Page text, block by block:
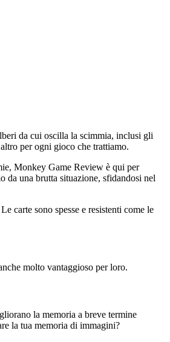
da cui oscilla la scimmia, inclusi gli
per ogni gioco che trattiamo.
Monkey Game Review è qui per
una brutta situazione, sfidandosi nel
carte sono spesse e resistenti come le
molto vantaggioso per loro.
la memoria a breve termine
la tua memoria di immagini?